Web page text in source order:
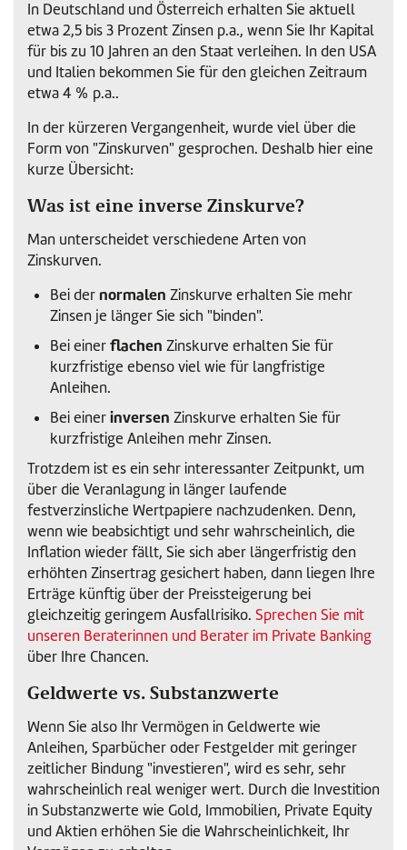
In Deutschland und Österreich erhalten Sie aktuell
etwa 2,5 bis 3 Prozent Zinsen p.a., wenn Sie Ihr Kapital
für bis zu 10 Jahren an den Staat verleihen. In den USA
und Italien bekommen Sie für den gleichen Zeitraum
etwa 4 % p.a..
In der kürzeren Vergangenheit, wurde viel über die
Form von "Zinskurven" gesprochen. Deshalb hier eine
kurze Übersicht:
Was ist eine inverse Zinskurve?
Man unterscheidet verschiedene Arten von
Zinskurven.
Bei der normalen Zinskurve erhalten Sie mehr
Zinsen je länger Sie sich "binden".
Bei einerflachen Zinskurve erhalten Sie für
kurzfristige ebenso viel wie für langfristige
Anleihen.
Bei einerinversen Zinskurve erhalten Sie für
kurzfristige Anleihen mehr Zinsen.
Trotzdem ist es ein sehr interessanter Zeitpunkt, um
über die Veranlagung in länger laufende
festverzinsliche Wertpapiere nachzudenken. Denn,
wenn wie beabsichtigt und sehr wahrscheinlich, die
Inflation wieder fällt, Sie sich aber längerfristig den
erhöhten Zinsertrag gesichert haben, dann liegen Ihre
Erträge künftig über der Preissteigerung bei
gleichzeitig geringem Ausfallrisiko. Sprechen Sie mit
unseren Beraterinnen und Berater im Private Banking
über Ihre Chancen.
Geldwerte vs. Substanzwerte
Wenn Sie also Ihr Vermögen in Geldwerte wie
Anleihen, Sparbücher oder Festgelder mit geringer
zeitlicher Bindung "investieren", wird es sehr, sehr
wahrscheinlich real weniger wert. Durch die Investition
in Substanzwerte wie Gold, Immobilien, Private Equity
und Aktien erhöhen Sie die Wahrscheinlichkeit, Ihr